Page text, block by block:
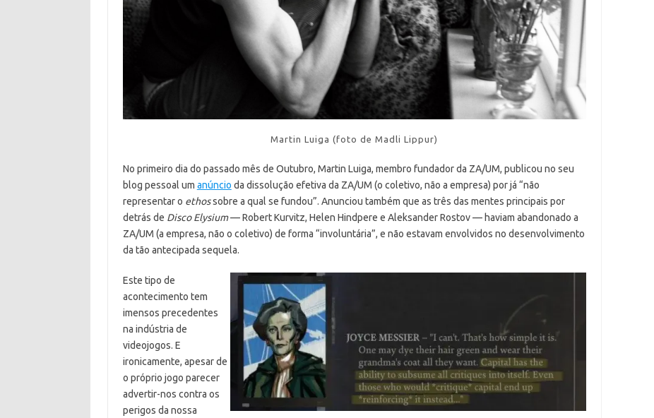
Martin Luiga (foto de Madli Lippur)
No primeiro dia do passado mês de Outubro, Martin Luiga, membro fundador da ZA/UM, publicou no seu
blog pessoal um anúncio da dissolução efetiva da ZA/UM (o coletivo, não a empresa) por já “não
representar o ethossobre a qual se fundou”. Anunciou também que as três das mentes principais por
detrás de Disco Elysium— Robert Kurvitz, Helen Hindpere e Aleksander Rostov — haviam abandonado a
ZA/UM (a empresa, não o coletivo) de forma “involuntária”, e não estavam envolvidos no desenvolvimento
da tão antecipada sequela.
Este tipo de
acontecimento tem
imensos precedentes
na indústria de
videojogos. E
ironicamente, apesar de
o próprio jogo parecer
advertir-nos contra os
perigos da nossa